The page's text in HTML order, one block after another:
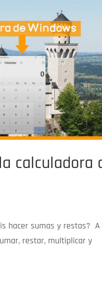
calculadora
hacer sumas y restas? A
restar, multiplicar y